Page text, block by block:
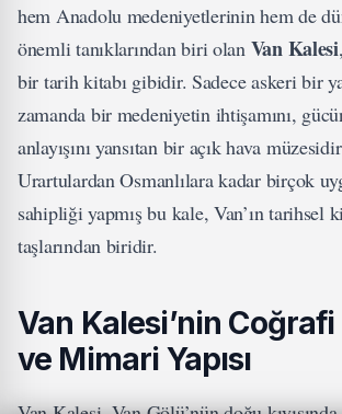
hem Anadolu medeniyetlerinin hem de
önemli tanıklarından biri olan Van Kalesi
bir tarih kitabı gibidir. Sadece askeri bir
zamanda bir medeniyetin ihtişamını,
anlayışını yansıtan bir açık hava
Urartulardan Osmanlılara kadar birçok
sahipliği yapmış bu kale, Van’ın tarihsel
taşlarından biridir.
Van Kalesi’nin
ve Mimari Yapısı